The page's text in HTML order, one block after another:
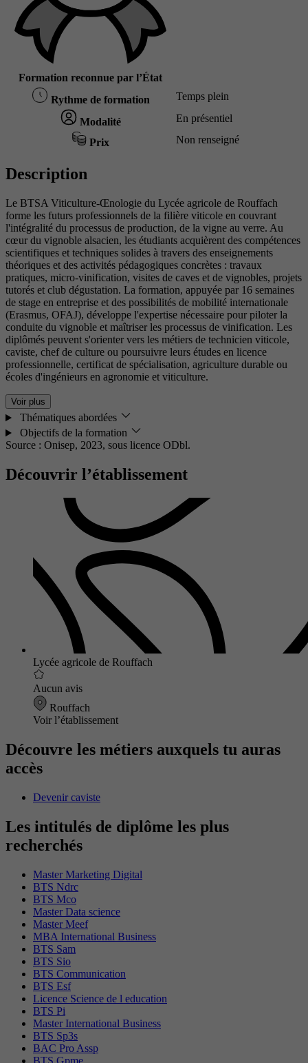
Formation reconnue par l’État
Rythme de formation Temps plein
Modalité En présentiel
Prix Non renseigné
Description
Le BTSA Viticulture-Œnologie du Lycée agricole de Rouffach
forme les futurs professionnels de la filière viticole en couvrant
l'intégralité du processus de production, de la vigne au verre. Au
cœur du vignoble alsacien, les étudiants acquièrent des compétences
scientifiques et techniques solides à travers des enseignements
théoriques et des activités pédagogiques concrètes : travaux
pratiques, micro-vinification, visites de caves et de vignobles, projets
tutorés et club dégustation. La formation, appuyée par 16 semaines
de stage en entreprise et des possibilités de mobilité internationale
(Erasmus, OFAJ), développe l'expertise nécessaire pour piloter la
conduite du vignoble et maîtriser les processus de vinification. Les
diplômés peuvent s'orienter vers les métiers de technicien viticole,
caviste, chef de culture ou poursuivre leurs études en licence
professionnelle, certificat de spécialisation, agriculture durable ou
écoles d'ingénieurs en agronomie et viticulture.
Voir plus
Thématiques abordées
Objectifs de la formation
Source : Onisep, 2023, sous licence ODbl.
Découvrir l’établissement
Lycée agricole de Rouffach
Aucun avis
Rouffach
Voir l’établissement
Découvre les métiers auxquels tu auras
accès
Devenir caviste
Les intitulés de diplôme les plus
recherchés
Master Marketing Digital
BTS Ndrc
BTS Mco
Master Data science
Master Meef
MBA International Business
BTS Sam
BTS Sio
BTS Communication
BTS Esf
Licence Science de l education
BTS Pi
Master International Business
BTS Sp3s
BAC Pro Assp
BTS Gpme